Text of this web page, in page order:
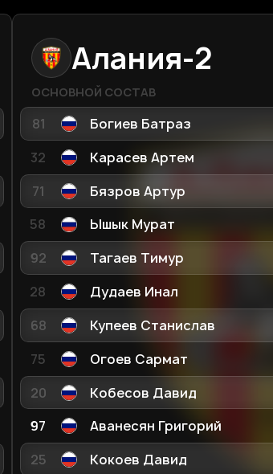
Алания-2
ОСНОВНОЙ СОСТАВ
81 Богиев Батраз
32
Карасев Артем
71
Бязров Артур
58
Ышык Мурат
92
Тагаев Тимур
28
Дудаев Инал
68
Купеев Станислав
75
Огоев Сармат
20
Кобесов Давид
97
Аванесян Григорий
25
Кокоев Давид